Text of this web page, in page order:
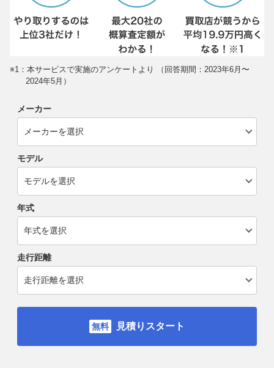
※1：本サービスで実施のアンケートより （回答期間：2023年6月〜
2024年5月）
メーカー
モデル
年式
走行距離
見積りスタート